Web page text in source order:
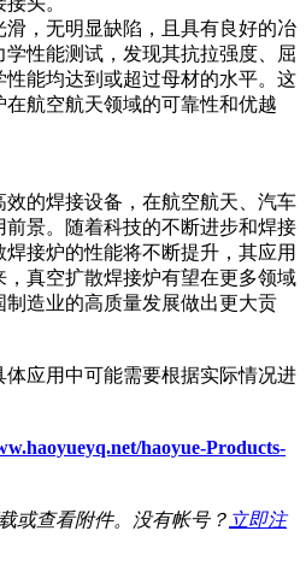
，无明显缺陷，且具有良好的冶
性能测试，发现其抗拉强度、屈
能均达到或超过母材的水平。这
航空航天领域的可靠性和优越
的焊接设备，在航空航天、汽车
景。随着科技的不断进步和焊接
接炉的性能将不断提升，其应用
真空扩散焊接炉有望在更多领域
造业的高质量发展做出更大贡
体应用中可能需要根据实际情况进
haoyue-Products-
或查看附件。没有帐号？ 立即注